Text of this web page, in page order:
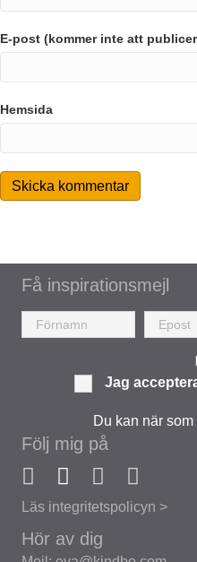
E-post (kommer inte att
Hemsida
Få inspirationsmejl
Jag
Du kan när
Följ mig på
Läs integritetspolicyn >
Hör av dig